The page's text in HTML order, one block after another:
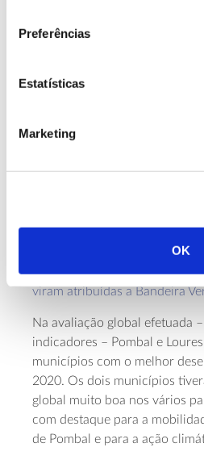
Preferências
Estatísticas
Marketing
OK
Verde
A edição 2020 da Bandeira
participação no programa,
2019 – o que pode ser um
candidaturas foram Lisboa,
Autónoma dos Açores. Das
viram atribuídas a Bandeira
Na avaliação global efetuada
indicadores – Pombal e
municípios com o melhor
2020. Os dois municípios
global muito boa nos vários
com destaque para a
de Pombal e para a ação